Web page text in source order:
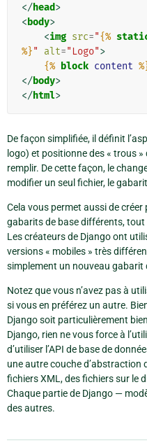
</head>
<body>
<img src="{%
%}" alt="Logo">
{% block content
</body>
</html>
De façon simplifiée, il définit
logo) et positionne des « trous
remplir. De cette façon, le
modifier un seul fichier, le
Cela vous permet aussi de créer
gabarits de base différents,
Les créateurs de Django ont
versions « mobiles » très
simplement un nouveau gabarit
Notez que vous n’avez pas à
si vous en préférez un autre.
Django soit particulièrement
Django, rien ne vous force à
d’utiliser l’API de base de
une autre couche d’abstraction
fichiers XML, des fichiers sur le
Chaque partie de Django ­—
des autres.